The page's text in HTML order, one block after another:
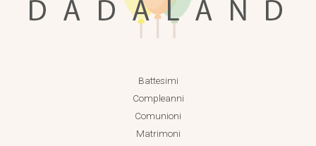
Battesimi
Compleanni
Comunioni
Matrimoni